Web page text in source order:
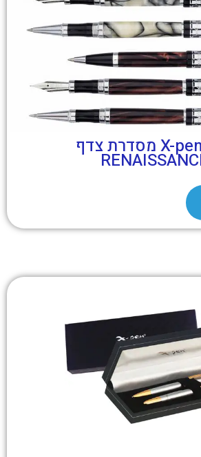
עטי X-pen מסדרת צדף